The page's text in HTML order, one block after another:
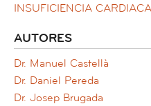
INSUFICIENCIA CARDIACA
AUTORES
Dr. Manuel Castellà
Dr. Daniel Pereda
Dr. Josep Brugada